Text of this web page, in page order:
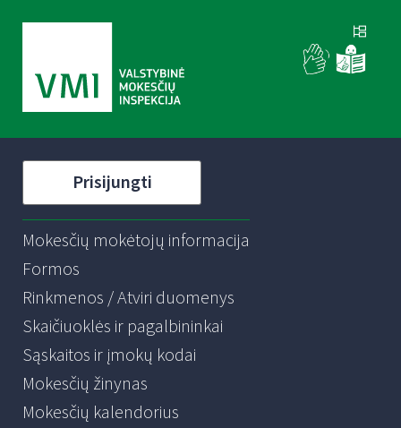
Prisijungti
Mokesčių mokėtojų informacija
Formos
Rinkmenos / Atviri duomenys
Skaičiuoklės ir pagalbininkai
Sąskaitos ir įmokų kodai
Mokesčių žinynas
Mokesčių kalendorius